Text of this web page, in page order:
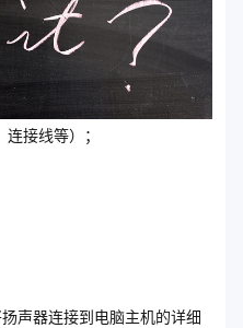
接线等）；
声器连接到电脑主机的详细